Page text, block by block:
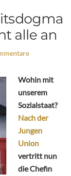
alle an
Wohin mit
unserem
Sozialstaat?
Nach der
Jungen
Union
vertritt nun
die Chefin